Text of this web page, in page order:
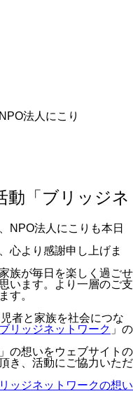
NPO法人にこり
動「ブリッジネ
NPO法人にこりも本日
心より感謝申し上げま
族が毎日を楽しく過ごせ
います。より一層のご支
す。
者と家族を社会につな
ブリッジネットワーク 」の
の想いをウェブサイトの
き、活動にご協力いただ
ッジネットワークの想い